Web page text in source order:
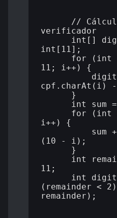
// Cálculo
verificador
int[] digits
int[11];
for (int i
11; i++) {
cpf.charAt(i)
}
int sum =
for (int i
i++) {
sum +=
(10 - i);
}
int
11;
int
(remainder <
remainder);